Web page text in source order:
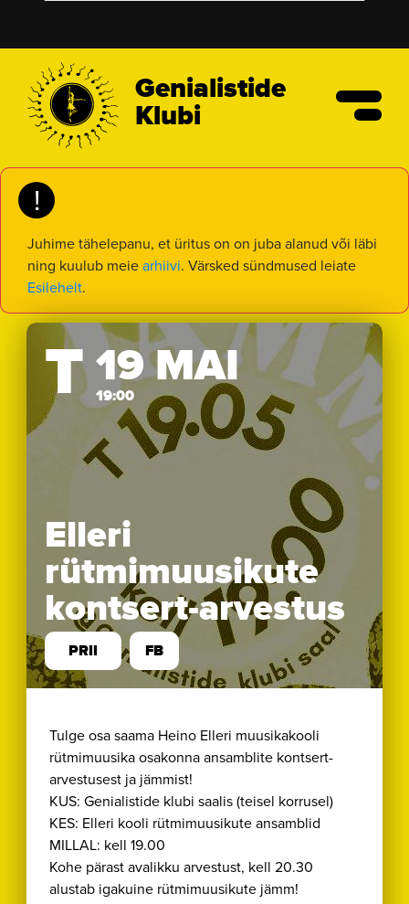
Genialistide
Klubi
!
Juhime tähelepanu, et üritus on on juba alanud või läbi
ning kuulub meiearhiivi. Värsked sündmused leiate
Esilehelt.
T 19 MAI
19:00
Elleri
rütmimuusikute
kontsert-arvestus
PRII FB
Tulge osa saama Heino Elleri muusikakooli
rütmimuusika osakonna ansamblite kontsert-
arvestusest ja jämmist!
KUS: Genialistide klubi saalis (teisel korrusel)
KES: Elleri kooli rütmimuusikute ansamblid
MILLAL: kell 19.00
Kohe pärast avalikku arvestust, kell 20.30
alustab igakuine rütmimuusikute jämm!